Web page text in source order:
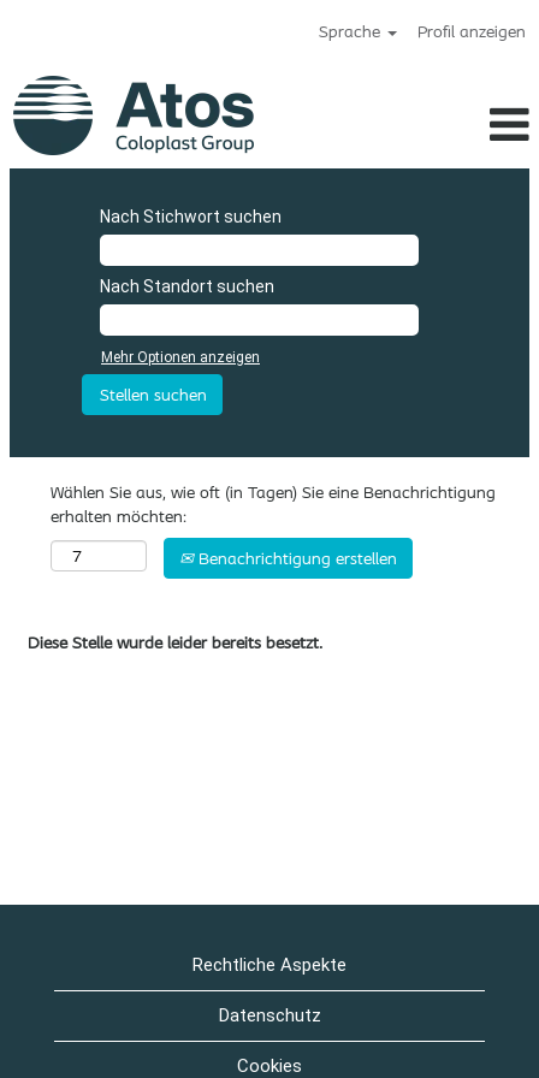
Sprache Profil anzeigen
Nach Stichwort suchen
Nach Standort suchen
Mehr Optionen anzeigen
Wählen Sie aus, wie oft (in Tagen) Sie eine Benachrichtigung
erhalten möchten:
Benachrichtigung erstellen
Diese Stelle wurde leider bereits besetzt.
Rechtliche Aspekte
Datenschutz
Cookies